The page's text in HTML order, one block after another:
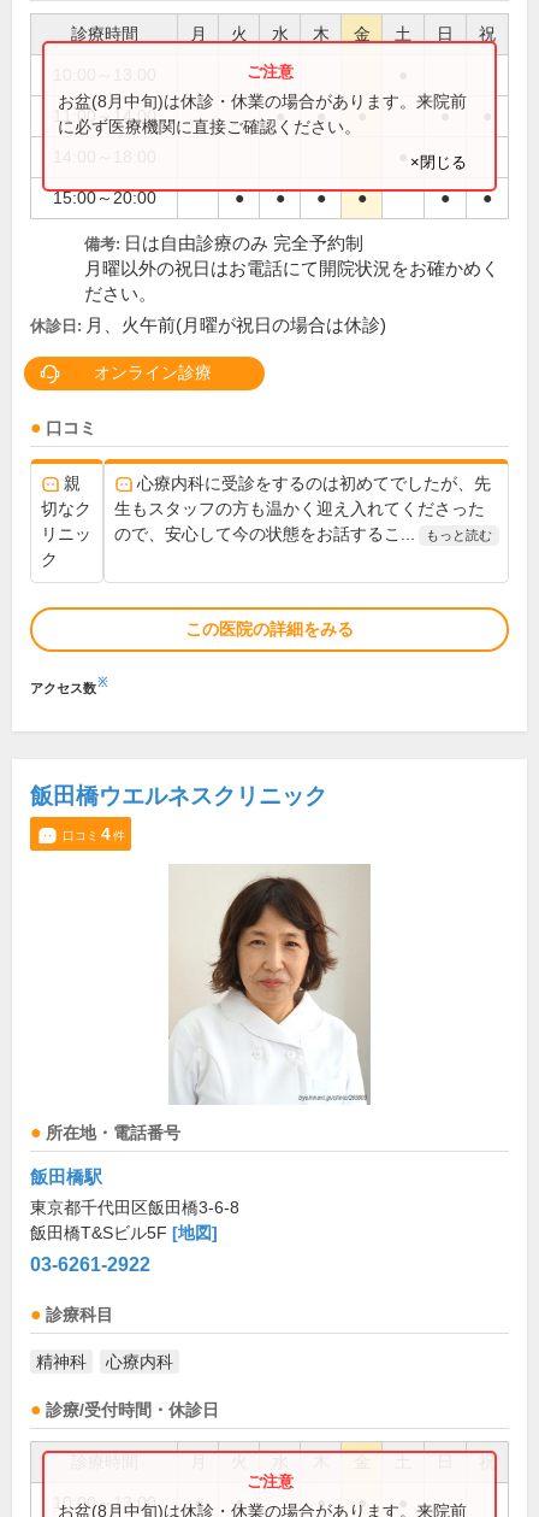
診療時間 月 火 水 木 金 土 日 祝
11:00～14:00 ● ● ● ●
15:00～20:00 ● ● ● ● ● ●
お盆(8月中旬)は休診・休業の場合があります。来院前
に必ず医療機関に直接ご確認ください。
×閉じる
備考: 日は自由診療のみ 完全予約制
月曜以外の祝日はお電話にて開院状況をお確かめく
ださい。
休診日: 月、火午前(月曜が祝日の場合は休診)
オンライン診療
口コミ
親
切なク
リニッ
ク
心療内科に受診をするのは初めてでしたが、先
生もスタッフの方も温かく迎え入れてくださった
ので、安心して今の状態をお話するこ...
もっと読む
この医院の詳細をみる
アクセス数※
飯田橋ウエルネスクリニック
口コミ 4件
所在地・電話番号
飯田橋駅
東京都千代田区飯田橋3-6-8
飯田橋T&Sビル5F [地図]
03-6261-2922
診療科目
精神科 心療内科
診療/受付時間・休診日
祝
10:00～13:00 ● ● ● ●
お盆(8月中旬)は休診・休業の場合があります。来院前